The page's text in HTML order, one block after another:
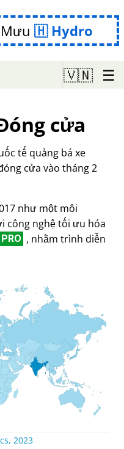
Hydro
🇻🇳 ☰
cửa
tế quảng bá xe
cửa vào tháng 2
như một môi
công nghệ tối ưu hóa
PRO , nhằm trình diễn
2023